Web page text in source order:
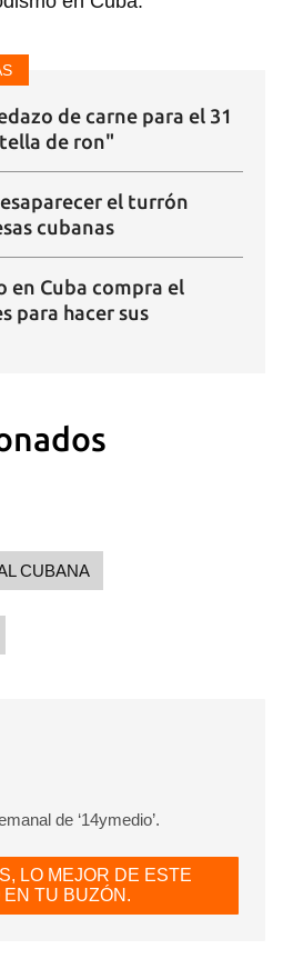
favorito, primero has de
SESIÓN CANCELAR
de carne para el 31
de ron"
el turrón
cubanas
en Cuba compra el
para hacer sus
CUBANA
de ‘14ymedio’.
LO MEJOR DE ESTE
EN TU BUZÓN.